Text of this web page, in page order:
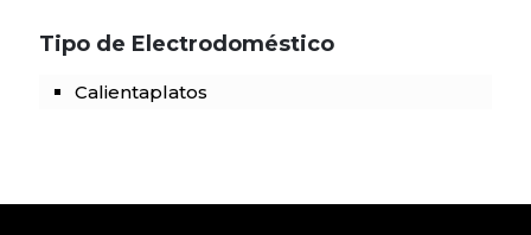
Tipo de Electrodoméstico
Calientaplatos